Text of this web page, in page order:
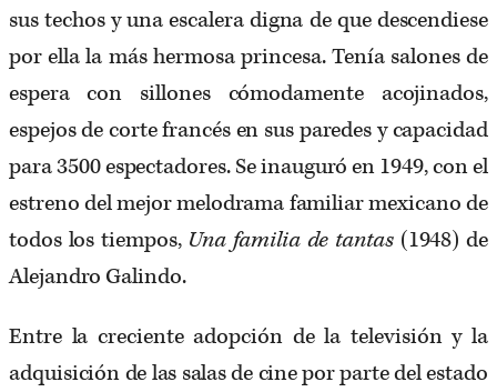
sus techos y una escalera digna de que descendiese
por ella la más hermosa princesa. Tenía salones de
espera con sillones cómodamente acojinados,
espejos de corte francés en sus paredes y capacidad
para 3500 espectadores. Se inauguró en 1949, con el
estreno del mejor melodrama familiar mexicano de
todos los tiempos, Una familia de tantas(1948) de
Alejandro Galindo.
Entre la creciente adopción de la televisión y la
adquisición de las salas de cine por parte del estado